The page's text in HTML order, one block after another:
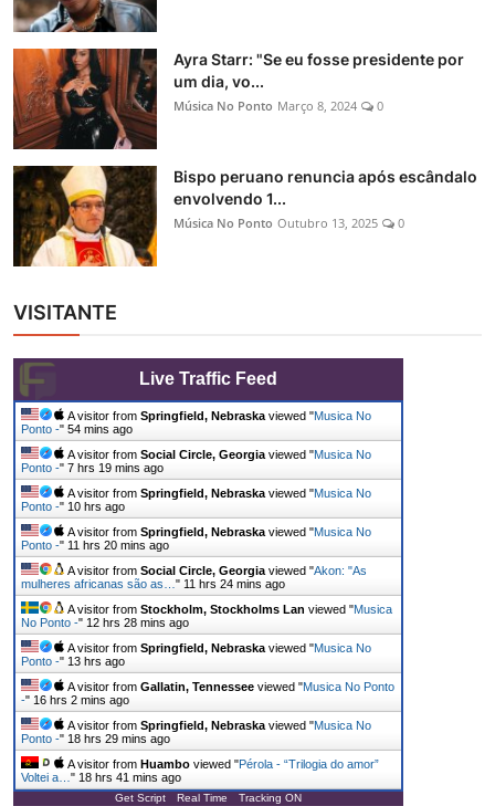
Ayra Starr: "Se eu fosse presidente por
um dia, vo...
Música No Ponto Março 8, 2024 0
Bispo peruano renuncia após escândalo
envolvendo 1...
Música No Ponto Outubro 13, 2025 0
VISITANTE
Live Traffic Feed
A visitor from Springfield, Nebraska viewed "Musica No
Ponto -" 54 mins ago
A visitor from Social Circle, Georgia viewed "Musica No
Ponto -" 7 hrs 19 mins ago
A visitor from Springfield, Nebraska viewed "Musica No
Ponto -" 10 hrs ago
A visitor from Springfield, Nebraska viewed "Musica No
Ponto -" 11 hrs 20 mins ago
A visitor from Social Circle, Georgia viewed "Akon: "As
mulheres africanas são as… " 11 hrs 24 mins ago
A visitor from Stockholm, Stockholms Lan viewed "Musica
No Ponto -" 12 hrs 28 mins ago
A visitor from Springfield, Nebraska viewed "Musica No
Ponto -" 13 hrs ago
A visitor from Gallatin, Tennessee viewed "Musica No Ponto
-" 16 hrs 2 mins ago
A visitor from Springfield, Nebraska viewed "Musica No
Ponto -" 18 hrs 29 mins ago
A visitor from Huambo viewed "Pérola - “Trilogia do amor”
Voltei a… " 18 hrs 41 mins ago
Get Script Real Time Tracking ON